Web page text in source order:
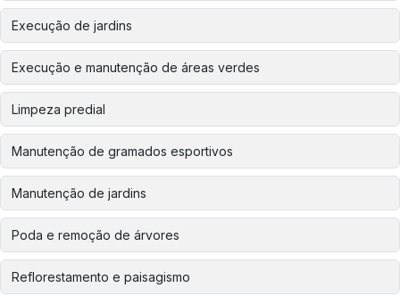
Execução de jardins
Execução e manutenção de áreas verdes
Limpeza predial
Manutenção de gramados esportivos
Manutenção de jardins
Poda e remoção de árvores
Reflorestamento e paisagismo